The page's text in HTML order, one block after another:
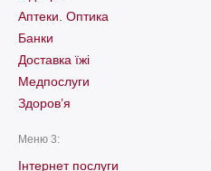
Аптеки. Оптика
Банки
Доставка їжі
Медпослуги
Здоров’я
Меню 3:
Інтернет послуги